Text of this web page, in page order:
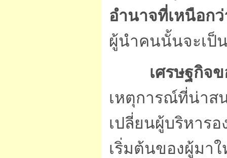
อำนาจที่เหนือก
ผู้นำคนนั้นจะเป็น
เศรษฐกิจ
เหตุการณ์ที่น่าส
เปลี่ยนผู้บริหาร
เริ่มต้นของผู้มา